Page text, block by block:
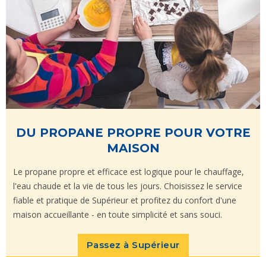
DU PROPANE PROPRE POUR VOTRE
MAISON
Le propane propre et efficace est logique pour le chauffage,
l'eau chaude et la vie de tous les jours. Choisissez le service
fiable et pratique de Supérieur et profitez du confort d'une
maison accueillante - en toute simplicité et sans souci.
Passez à Supérieur